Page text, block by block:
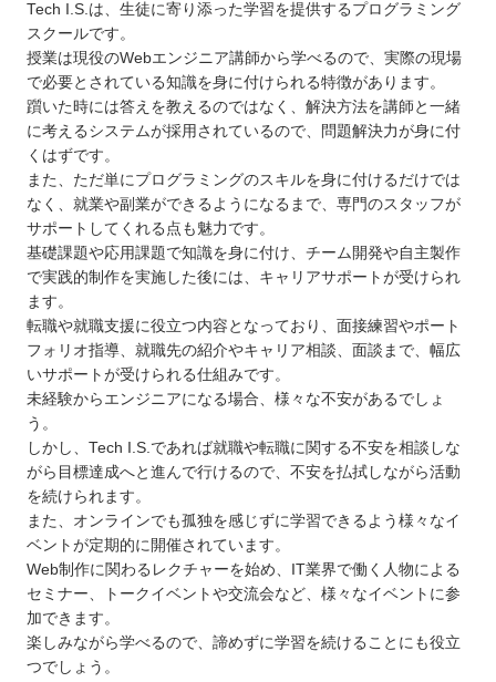
探したい⭐️
関東
中部
近畿
中国
四国
九州 / 沖縄
Tech I.S.は、生徒に寄り添った学習を提供するプログラミング
スクールです。
授業は現役のWebエンジニア講師から学べるので、実際の現場
で必要とされている知識を身に付けられる特徴があります。
躓いた時には答えを教えるのではなく、解決方法を講師と一緒
に考えるシステムが採用されているので、問題解決力が身に付
くはずです。
また、ただ単にプログラミングのスキルを身に付けるだけでは
なく、就業や副業ができるようになるまで、専門のスタッフが
サポートしてくれる点も魅力です。
基礎課題や応用課題で知識を身に付け、チーム開発や自主製作
で実践的制作を実施した後には、キャリアサポートが受けられ
ます。
転職や就職支援に役立つ内容となっており、面接練習やポート
フォリオ指導、就職先の紹介やキャリア相談、面談まで、幅広
いサポートが受けられる仕組みです。
未経験からエンジニアになる場合、様々な不安があるでしょ
う。
しかし、Tech I.S.であれば就職や転職に関する不安を相談しな
がら目標達成へと進んで行けるので、不安を払拭しながら活動
を続けられます。
また、オンラインでも孤独を感じずに学習できるよう様々なイ
ベントが定期的に開催されています。
Web制作に関わるレクチャーを始め、IT業界で働く人物による
セミナー、トークイベントや交流会など、様々なイベントに参
加できます。
楽しみながら学べるので、諦めずに学習を続けることにも役立
つでしょう。